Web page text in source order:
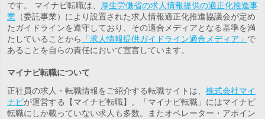
です。 マイナビ転職は、
厚生労働省の求人情報提供の適正化推進事
業 （委託事業）により設置された求人情報適正化推進協議会が定め
たガイドラインを遵守しており、その適合メディアとなる基準を満
たしていることから
「求人情報提供ガイドライン適合メディア」 で
あることを自らの責任において宣言しています。
マイナビ転職について
正社員の求人・転職情報をご紹介する転職サイトは、 株式会社マイ
ナビが運営する【マイナビ転職】。「マイナビ転職」にはマイナビ
転職にしか載っていない求人も多数。またオペレーター・アポイン